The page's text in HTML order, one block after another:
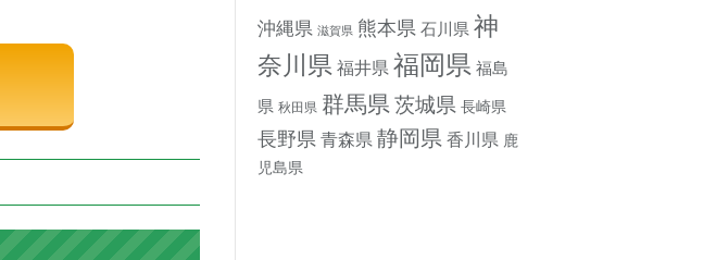
沖縄県 滋賀県 熊本県 石川県 神
奈川県 福井県 福岡県 福島
県 秋田県 群馬県 茨城県 長崎県
長野県 青森県 静岡県 香川県 鹿
児島県